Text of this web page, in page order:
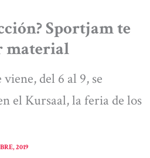
Sportjam te
material
del 6 al 9, se
el Kursaal, la feria de los
2019